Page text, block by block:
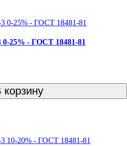
25% - ГОСТ 18481-81
корзину